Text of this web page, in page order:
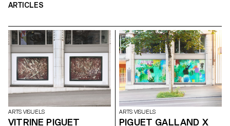
ARTICLES
ARTS VISUELS
VITRINE PIGUET
ARTS VISUELS
PIGUET GALLAND X